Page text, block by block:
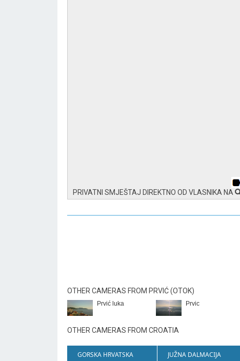
PRIVATNI SMJEŠTAJ DIREKTNO OD VLASNIKA NA
OTHER CAMERAS FROM PRVIĆ (OTOK)
Prvić luka Prvic
OTHER CAMERAS FROM CROATIA
GORSKA HRVATSKA JUŽNA DALMACIJA